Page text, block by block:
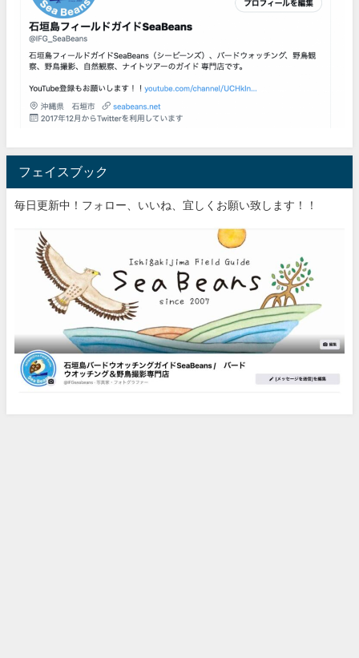
フェイスブック
毎日更新中！フォロー、いいね、宜しくお願い致します！！